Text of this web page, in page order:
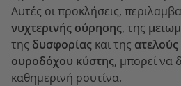
Αυτές οι προκλήσεις,
νυχτερινής ούρησης, της
της δυσφορίας και της
ουροδόχου κύστης, μπορεί να
καθημερινή ρουτίνα.